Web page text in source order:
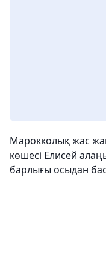
Марокколық жас
көшесі Елисей
барлығы осыдан